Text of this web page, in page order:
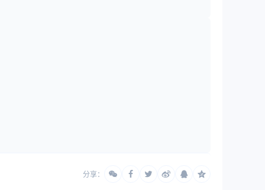
分享：